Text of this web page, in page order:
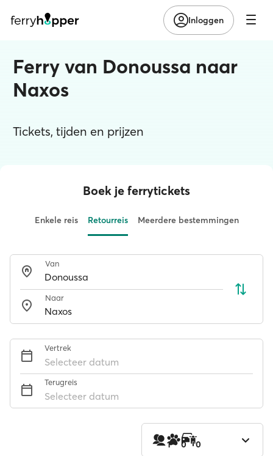
Inloggen
Ferry van Donoussa naar
Naxos
Tickets, tijden en prijzen
Boek je ferrytickets
Enkele reis Retourreis Meerdere bestemmingen
Van
Naar
Vertrek
Selecteer datum
Terugreis
Selecteer datum
1 0 0